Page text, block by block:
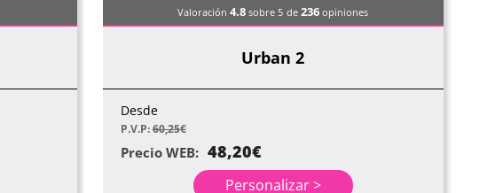
Valoración4.8 sobre 5 de236 opiniones
Urban 2
Desde
P.V.P:60,25€
Precio WEB: 48,20€
Personalizar >